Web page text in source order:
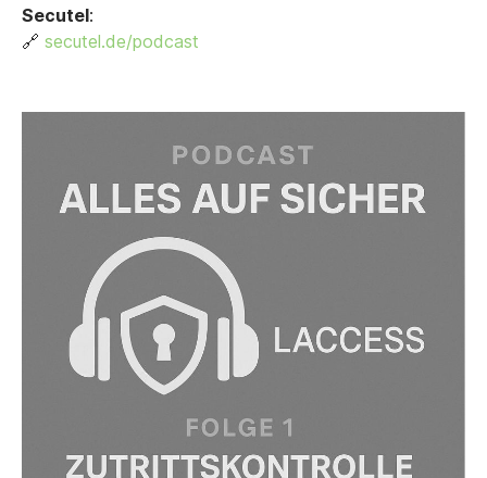
Secutel:
🔗 secutel.de/podcast